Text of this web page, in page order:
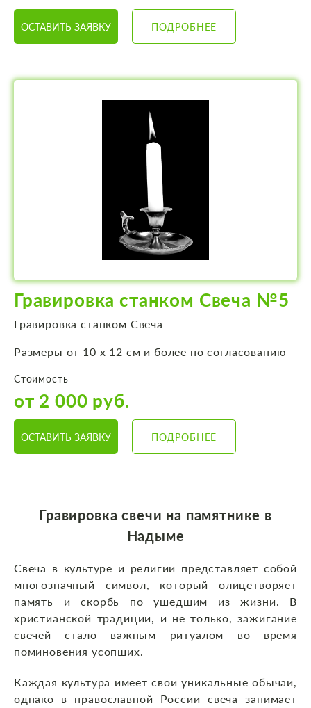
ОСТАВИТЬ ЗАЯВКУ ПОДРОБНЕЕ
Гравировка станком Свеча №5
Гравировка станком Свеча
Размеры от 10 х 12 см и более по согласованию
Стоимость
от 2 000 руб.
ОСТАВИТЬ ЗАЯВКУ ПОДРОБНЕЕ
Гравировка свечи на памятнике в
Надыме
Свеча в культуре и религии представляет собой
многозначный символ, который олицетворяет
память и скорбь по ушедшим из жизни. В
христианской традиции, и не только, зажигание
свечей стало важным ритуалом во время
поминовения усопших.
Каждая культура имеет свои уникальные обычаи,
однако в православной России свеча занимает